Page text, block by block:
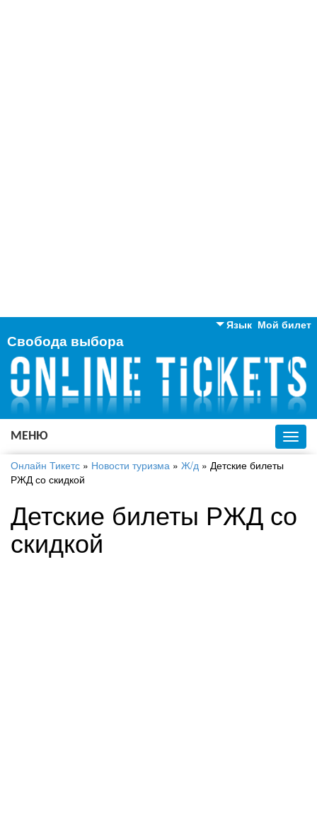
Мой билет
Язык
Английский
Русский
Украинский
Свобода выбора
МЕНЮ
Онлайн Тикетс » Новости туризма » Ж/д » Детские билеты
РЖД со скидкой
Детские билеты РЖД со
скидкой